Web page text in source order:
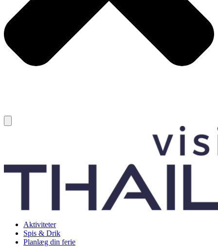
Aktiviteter
Spis & Drik
Planlæg din ferie